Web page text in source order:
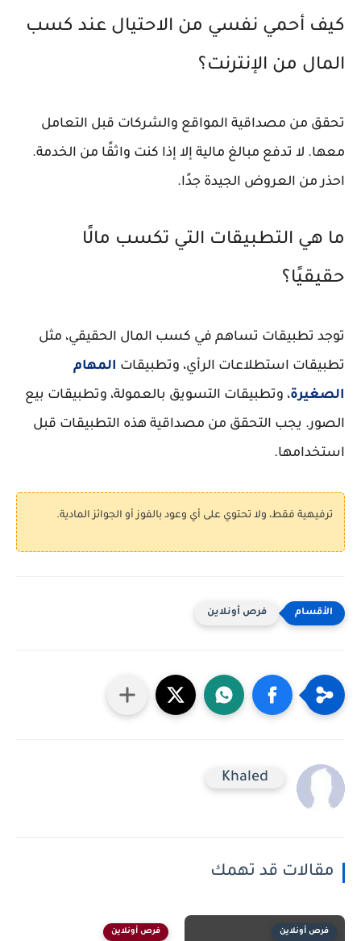
كيف أحمي نفسي من الاحتيال عند كسب
المال من الإنترنت؟
تحقق من مصداقية المواقع والشركات قبل التعامل
معها. لا تدفع مبالغ مالية إلا إذا كنت واثقًا من الخدمة.
احذر من العروض الجيدة جدًا.
ما هي التطبيقات التي تكسب مالًا
حقيقيًا؟
توجد تطبيقات تساهم في كسب المال الحقيقي، مثل
تطبيقات استطلاعات الرأي، وتطبيقات المهام
الصغيرة، وتطبيقات التسويق بالعمولة، وتطبيقات بيع
الصور. يجب التحقق من مصداقية هذه التطبيقات قبل
استخدامها.
فقط، ولا تحتوي على أي وعود بالفوز أو الجوائز المادية.
فرص أونلاين
Khaled
مقالات قد تهمك
فرص أونلاين فرص أونلاين